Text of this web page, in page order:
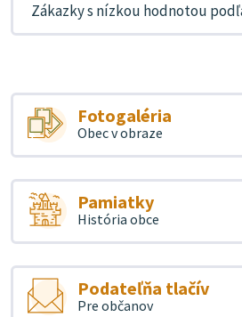
Zákazky s nízkou hodnotou
Fotogaléria
Obec v obraze
Pamiatky
História obce
Podateľňa tlačív
Pre občanov